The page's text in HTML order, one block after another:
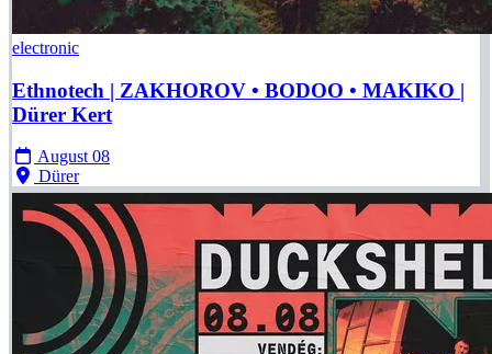
electronic
Ethnotech | ZAKHOROV • BODOO • MAKIKO |
Dürer Kert
August 08
Dürer